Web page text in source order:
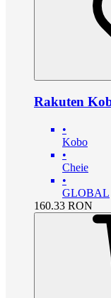
Rakuten
•
Kobo
•
Cheie
•
GLOBAL
160.33 RON